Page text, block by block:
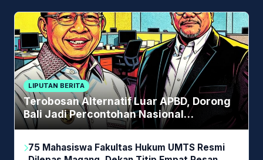
LIPUTAN BERITA
Terobosan Alternatif Luar APBD, Dorong
Bali Jadi Percontohan Nasional
Pembiayaan Daerah
75 Mahasiswa Fakultas Hukum UMTS Resmi